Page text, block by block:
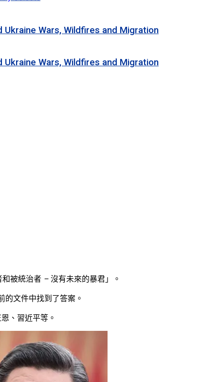
Wars, Wildfires and Migration
Wars, Wildfires and Migration
和被統治者 – 沒有未來的暴君」。
的文件中找到了答案。
、習近平等。